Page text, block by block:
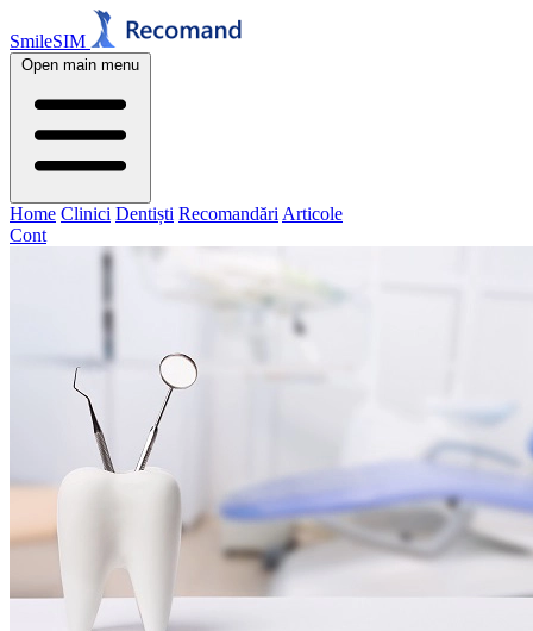
SmileSIM
Open main menu
Home Clinici Dentiști Recomandări Articole
Cont